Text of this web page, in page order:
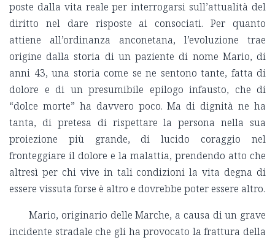
poste dalla vita reale per interrogarsi sull’attualità del
diritto nel dare risposte ai consociati. Per quanto
attiene all’ordinanza anconetana, l’evoluzione trae
origine dalla storia di un paziente di nome Mario, di
anni 43, una storia come se ne sentono tante, fatta di
dolore e di un presumibile epilogo infausto, che di
“dolce morte” ha davvero poco. Ma di dignità ne ha
tanta, di pretesa di rispettare la persona nella sua
proiezione più grande, di lucido coraggio nel
fronteggiare il dolore e la malattia, prendendo atto che
altresì per chi vive in tali condizioni la vita degna di
essere vissuta forse è altro e dovrebbe poter essere altro.
Mario, originario delle Marche, a causa di un grave
incidente stradale che gli ha provocato la frattura della